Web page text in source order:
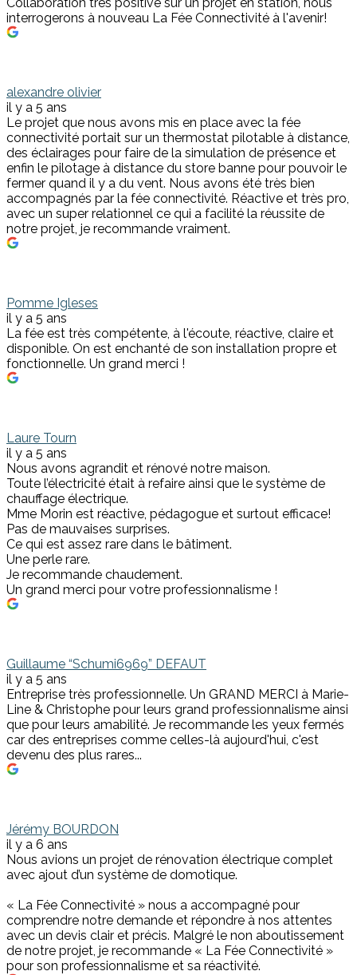
Collaboration très positive sur un projet en station, nous
interrogerons à nouveau La Fée Connectivité à l'avenir!
alexandre olivier
il y a 5 ans
Le projet que nous avons mis en place avec la fée
connectivité portait sur un thermostat pilotable à distance,
des éclairages pour faire de la simulation de présence et
enfin le pilotage à distance du store banne pour pouvoir le
fermer quand il y a du vent. Nous avons été très bien
accompagnés par la fée connectivité. Réactive et très pro,
avec un super relationnel ce qui a facilité la réussite de
notre projet, je recommande vraiment.
Pomme Igleses
il y a 5 ans
La fée est très compétente, à l'écoute, réactive, claire et
disponible. On est enchanté de son installation propre et
fonctionnelle. Un grand merci !
Laure Tourn
il y a 5 ans
Nous avons agrandit et rénové notre maison.
Toute l’électricité était à refaire ainsi que le système de
chauffage électrique.
Mme Morin est réactive, pédagogue et surtout efficace!
Pas de mauvaises surprises.
Ce qui est assez rare dans le bâtiment.
Une perle rare.
Je recommande chaudement.
Un grand merci pour votre professionnalisme !
Guillaume “Schumi6969” DEFAUT
il y a 5 ans
Entreprise très professionnelle. Un GRAND MERCI à Marie-
Line & Christophe pour leurs grand professionnalisme ainsi
que pour leurs amabilité. Je recommande les yeux fermés
car des entreprises comme celles-là aujourd'hui, c'est
devenu des plus rares...
Jérémy BOURDON
il y a 6 ans
Nous avions un projet de rénovation électrique complet
avec ajout d’un système de domotique.
« La Fée Connectivité » nous a accompagné pour
comprendre notre demande et répondre à nos attentes
avec un devis clair et précis. Malgré le non aboutissement
de notre projet, je recommande « La Fée Connectivité »
pour son professionnalisme et sa réactivité.